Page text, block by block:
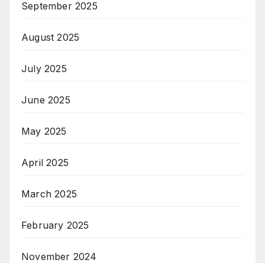
September 2025
August 2025
July 2025
June 2025
May 2025
April 2025
March 2025
February 2025
November 2024